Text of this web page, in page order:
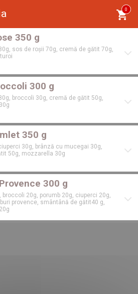
0
350 g
sos de roșii 70g, cremă de gătit 70g,
300 g
broccoli 30g, cremă de gătit 50g,
350 g
30g, brânză cu mucegai 30g,
50g, mozzarella 30g
300 g
broccoli 20g, porumb 20g, ciuperci 20g,
provence, smântână de gătit40 g,